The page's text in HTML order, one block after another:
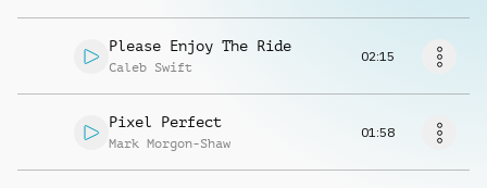
Please Enjoy The Ride
Caleb Swift
02:15
Pixel Perfect
Mark Morgon-Shaw
01:58